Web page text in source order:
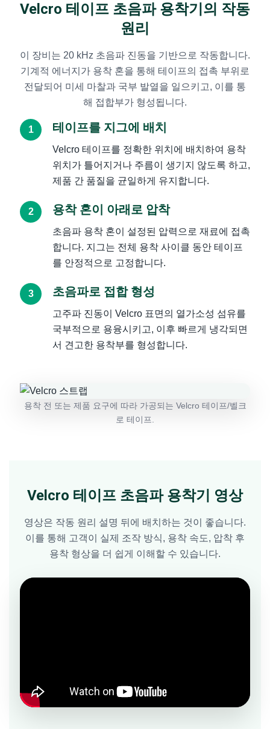
Velcro 테이프 초음파 용착기의 작동
원리
이 장비는 20 kHz 초음파 진동을 기반으로 작동합니다.
기계적 에너지가 용착 혼을 통해 테이프의 접촉 부위로
전달되어 미세 마찰과 국부 발열을 일으키고, 이를 통
해 접합부가 형성됩니다.
테이프를 지그에 배치
Velcro 테이프를 정확한 위치에 배치하여 용착
위치가 틀어지거나 주름이 생기지 않도록 하고,
제품 간 품질을 균일하게 유지합니다.
용착 혼이 아래로 압착
초음파 용착 혼이 설정된 압력으로 재료에 접촉
합니다. 지그는 전체 용착 사이클 동안 테이프
를 안정적으로 고정합니다.
초음파로 접합 형성
고주파 진동이 Velcro 표면의 열가소성 섬유를
국부적으로 용융시키고, 이후 빠르게 냉각되면
서 견고한 용착부를 형성합니다.
용착 전 또는 제품 요구에 따라 가공되는 Velcro 테이프/벨크
로 테이프.
Velcro 테이프 초음파 용착기 영상
영상은 작동 원리 설명 뒤에 배치하는 것이 좋습니다.
이를 통해 고객이 실제 조작 방식, 용착 속도, 압착 후
용착 형상을 더 쉽게 이해할 수 있습니다.